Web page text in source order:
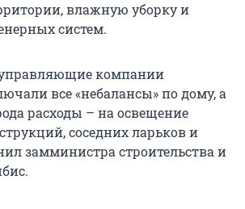
влажную уборку и
систем.
компании
все «небалансы» по дому, а
расходы – на освещение
соседних ларьков и
замминистра строительства и